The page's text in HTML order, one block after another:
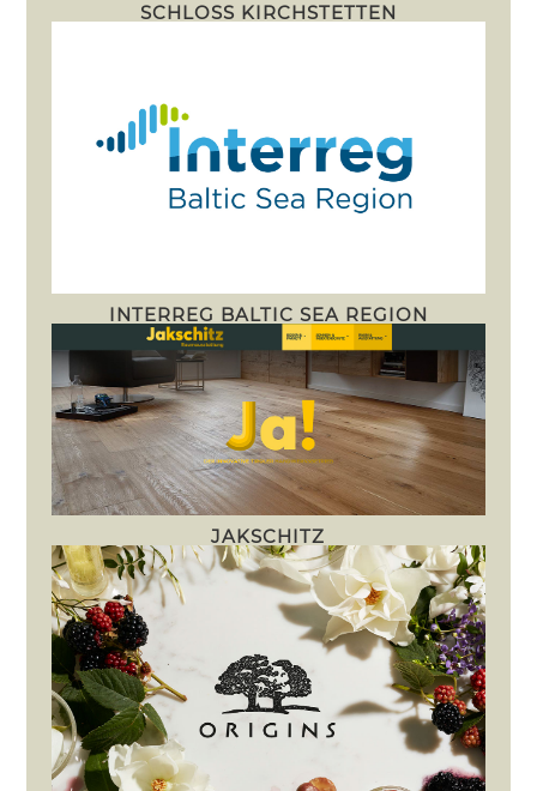
SCHLOSS KIRCHSTETTEN
INTERREG BALTIC SEA REGION
JAKSCHITZ